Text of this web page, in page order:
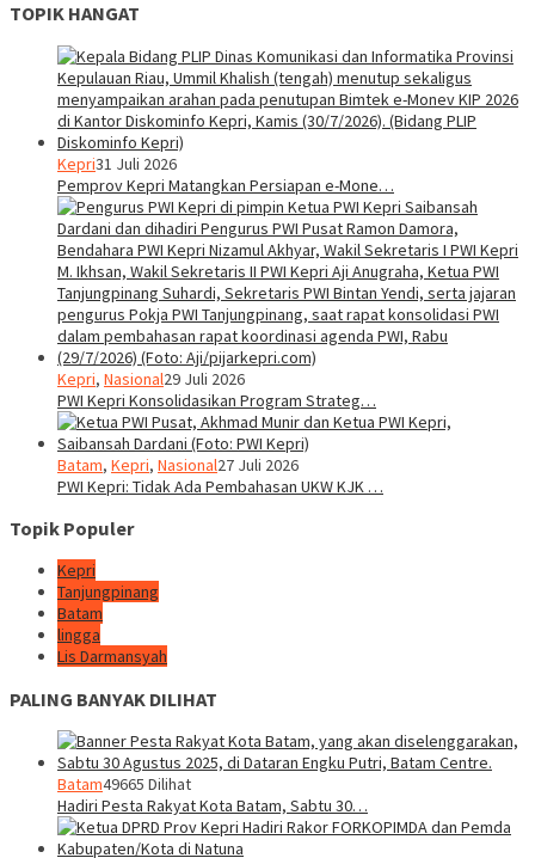
TOPIK HANGAT
Kepri31 Juli 2026
Pemprov Kepri Matangkan Persiapan e-Mone…
Kepri, Nasional29 Juli 2026
PWI Kepri Konsolidasikan Program Strateg…
Batam, Kepri, Nasional27 Juli 2026
PWI Kepri: Tidak Ada Pembahasan UKW KJK …
Topik Populer
Kepri
Tanjungpinang
Batam
lingga
Lis Darmansyah
PALING BANYAK DILIHAT
Batam49665 Dilihat
Hadiri Pesta Rakyat Kota Batam, Sabtu 30…